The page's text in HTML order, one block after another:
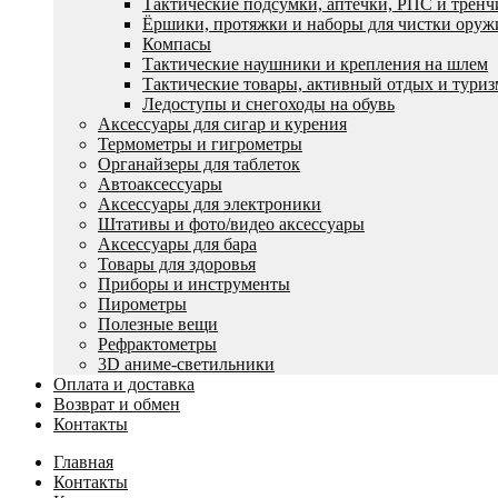
Тактические подсумки, аптечки, РПС и
Ëршики, протяжки и наборы для чистки
Компасы
Тактические наушники и крепления на шлем
Тактические товары, активный отдых и
Ледоступы и снегоходы на обувь
Аксессуары для сигар и курения
Термометры и гигрометры
Органайзеры для таблеток
Автоаксессуары
Аксессуары для электроники
Штативы и фото/видео аксессуары
Аксессуары для бара
Товары для здоровья
Приборы и инструменты
Пирометры
Полезные вещи
Рефрактометры
3D аниме-светильники
Оплата и доставка
Возврат и обмен
Контакты
Главная
Контакты